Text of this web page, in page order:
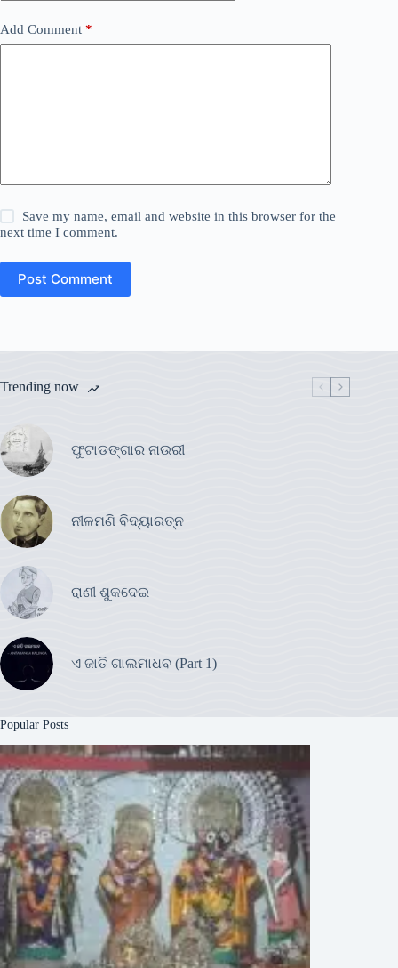
Add Comment *
Save my name, email and website in this browser for the
next time I comment.
Post Comment
Trending now
ଫୁଟାଡଙ୍ଗାର ନାଉରୀ
ନୀଳମଣି ବିଦ୍ୟାରତ୍ନ
ରାଣୀ ଶୁକଦେଇ
ଏ ଜାତି ଗାଲମାଧବ (Part 1)
Popular Posts